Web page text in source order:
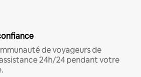
de voyageurs de
24h/24 pendant votre